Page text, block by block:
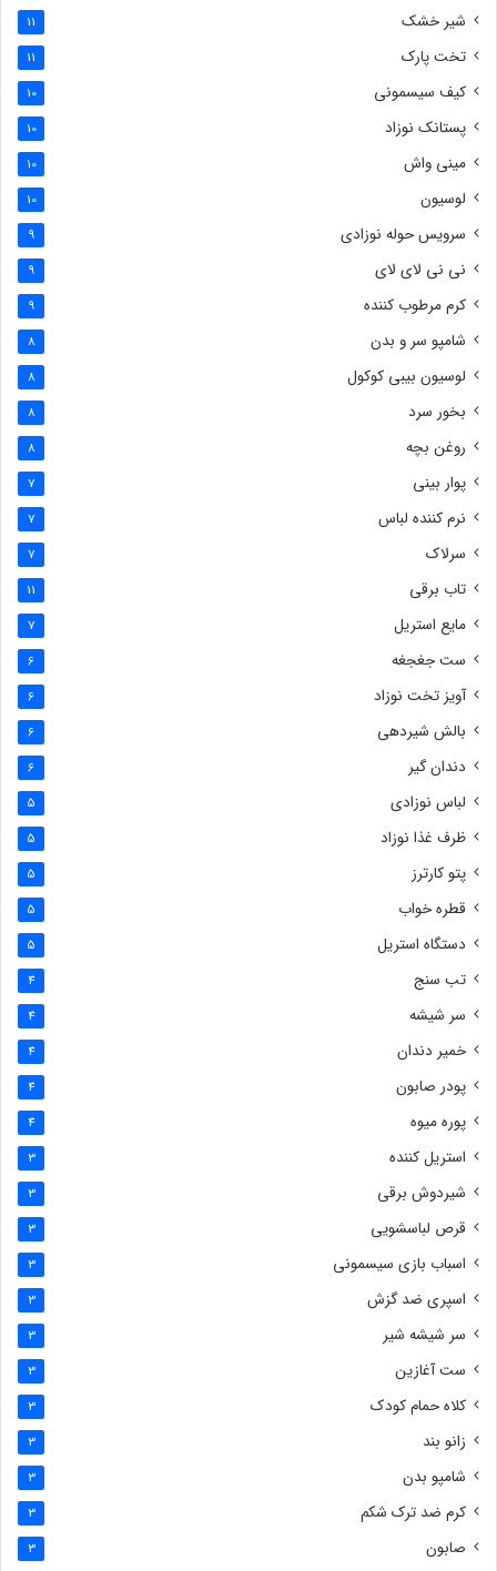
شیر خشک 11
تخت پارک 11
کیف سیسمونی 10
پستانک نوزاد 10
مینی واش 10
لوسیون 10
سرویس حوله نوزادی 9
نی نی لای لای 9
کرم مرطوب کننده 9
شامپو سر و بدن 8
لوسیون بیبی کوکول 8
بخور سرد 8
روغن بچه 8
پوار بینی 7
نرم کننده لباس 7
سرلاک 7
تاب برقی 11
مایع استریل 7
ست جغجغه 6
آویز تخت نوزاد 6
بالش شیردهی 6
دندان گیر 6
لباس نوزادی 5
ظرف غذا نوزاد 5
پتو کارترز 5
قطره خواب 5
دستگاه استریل 5
تب سنج 4
سر شیشه 4
خمیر دندان 4
پودر صابون 4
پوره میوه 4
استریل کننده 3
شیردوش برقی 3
قرص لباسشویی 3
اسباب بازی سیسمونی 3
اسپری ضد گزش 3
سر شیشه شیر 3
ست آغازین 3
کلاه حمام کودک 3
زانو بند 3
شامپو بدن 3
کرم ضد ترک شکم 3
صابون 3